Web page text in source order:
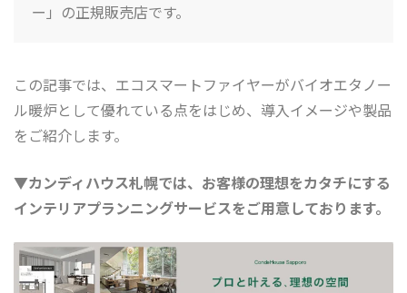
ー」の正規販売店です。
この記事では、エコスマートファイヤーがバイオエタノー
ル暖炉として優れている点をはじめ、導入イメージや製品
をご紹介します。
▼カンディハウス札幌では、お客様の理想をカタチにする
インテリアプランニングサービスをご用意しております。